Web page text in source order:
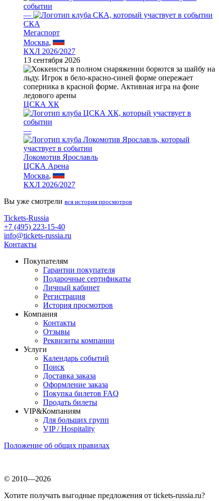
—
СКА
Мегаспорт
Москва,
КХЛ 2026/2027
13 сентября 2026
ЦСКА ХК
—
Локомотив Ярославль
ЦСКА Арена
Москва,
КХЛ 2026/2027
Вы уже смотрели вся история просмотров
Tickets-Russia
+7 (495) 223-15-40
info@tickets-russia.ru
Контакты
Покупателям
Гарантии покупателя
Подарочные сертификаты
Личный кабинет
Регистрация
История просмотров
Компания
Контакты
Отзывы
Реквизиты компании
Услуги
Календарь событий
Поиск
Доставка заказа
Оформление заказа
Покупка билетов FAQ
Продать билеты
VIP&Компаниям
Для больших групп
VIP / Hospitality
Положение об общих правилах
© 2010—2026
Хотите получать выгодные предложения от tickets-russia.ru?